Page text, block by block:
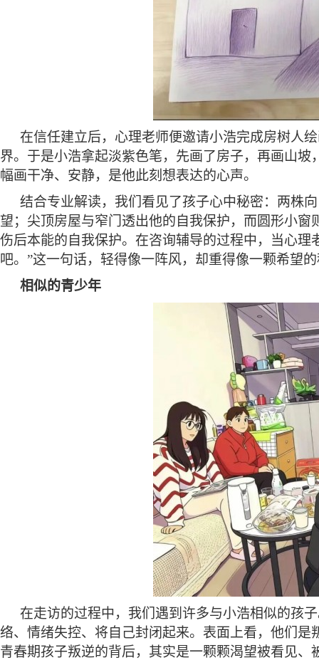
在信任建立后，心理老师便邀请小浩完成房树人
界。于是小浩拿起淡紫色笔，先画了房子，再画山
幅画干净、安静，是他此刻想表达的心声。
结合专业解读，我们看见了孩子心中秘密：两株
望；尖顶房屋与窄门透出他的自我保护，而圆形小窗
伤后本能的自我保护。在咨询辅导的过程中，当心
吧。”这一句话，轻得像一阵风，却重得像一颗希望
相似的青少年
在走访的过程中，我们遇到许多与小浩相似的孩
络、情绪失控、将自己封闭起来。表面上看，他们
青春期孩子叛逆的背后，其实是一颗颗渴望被看见、